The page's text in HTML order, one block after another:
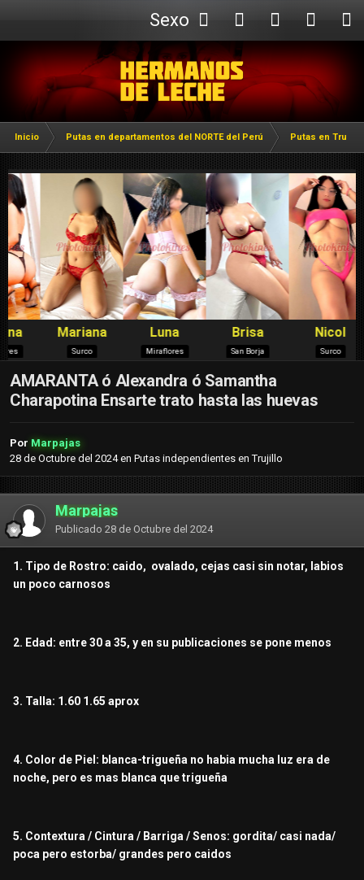
Sexo
Webcam
Inicio Putas en departamentos del NORTE del Perú Putas en Trujillo
AMARANTA ó Alexandra ó Samantha
Charapotina Ensarte trato hasta las huevas
Por Marpajas
28 de Octubre del 2024en Putas independientes en Trujillo
Marpajas
Publicado 28 de Octubre del 2024
1. Tipo de Rostro: caido, ovalado, cejas casi sin notar, labios
un poco carnosos
2. Edad: entre 30 a 35, y en su publicaciones se pone menos
3. Talla: 1.60 1.65 aprox
4. Color de Piel: blanca-trigueña no habia mucha luz era de
noche, pero es mas blanca que trigueña
5. Contextura / Cintura / Barriga / Senos: gordita/ casi nada/
poca pero estorba/ grandes pero caidos